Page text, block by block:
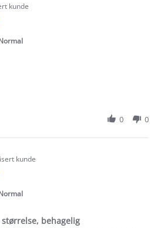
kunde
rating
0 0
kunde
rating
behagelig